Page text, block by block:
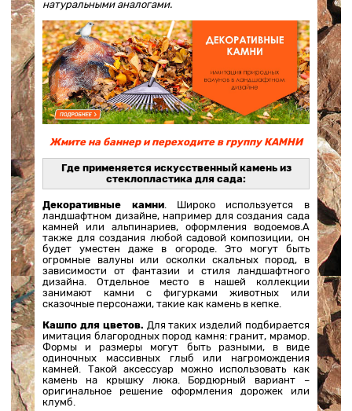
натуральными аналогами.
Жмите на баннер и переходите в группу КАМНИ
Где применяется искусственный камень из
стеклопластика для сада:
Декоративные камни. Широко используется в
ландшафтном дизайне, например для создания сада
камней или альпинариев, оформления водоемов.А
также для создания любой садовой композиции, он
будет уместен даже в огороде. Это могут быть
огромные валуны или осколки скальных пород, в
зависимости от фантазии и стиля ландшафтного
дизайна. Отдельное место в нашей коллекции
занимают камни с фигурками животных или
сказочные персонажи, такие как камень в кепке.
Кашпо для цветов. Для таких изделий подбирается
имитация благородных пород камня: гранит, мрамор.
Формы и размеры могут быть разными, в виде
одиночных массивных глыб или нагромождения
камней. Такой аксессуар можно использовать как
камень на крышку люка. Бордюрный вариант –
оригинальное решение оформления дорожек или
клумб.